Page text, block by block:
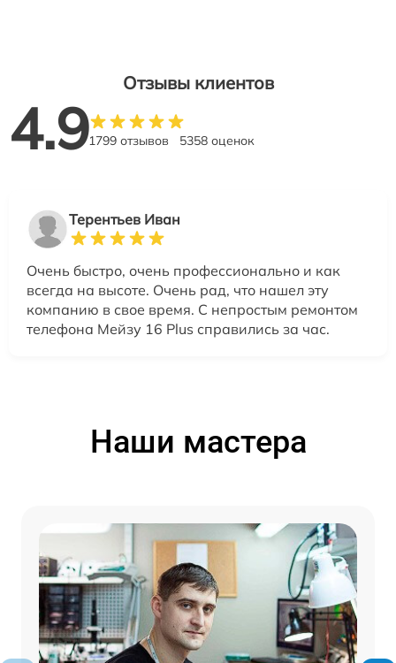
Отзывы клиентов
4.91799 отзывов 5358 оценок
Терентьев Иван
Очень быстро, очень профессионально и как
всегда на высоте. Очень рад, что нашел эту
компанию в свое время. С непростым ремонтом
телефона Мейзу 16 Plus справились за час.
Наши мастера